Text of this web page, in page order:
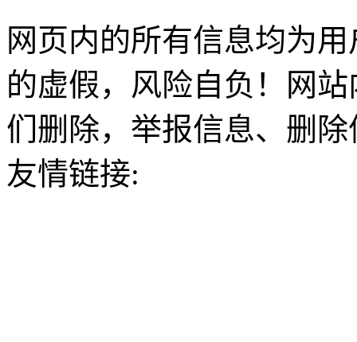
网页内的所有信息均为
的虚假，风险自负！网
们删除，举报信息、删
友情链接: